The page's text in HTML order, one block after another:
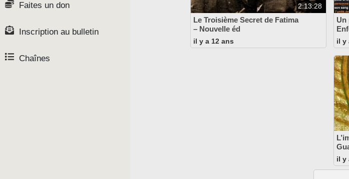
2:13:28
Le Troisième Secret de Fatima
– Nouvelle éd
il y a 12 ans
Un
il y
il y
Faites un don
Inscription au bulletin
Chaînes